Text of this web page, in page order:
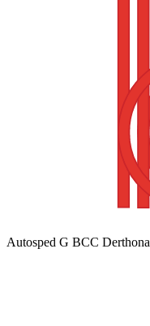
Autosped G BCC Derthona